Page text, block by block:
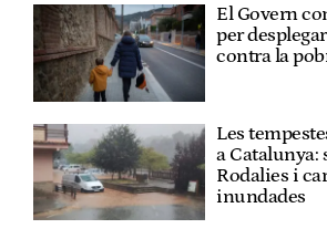
El Govern
per
contra la
Les
a Catalunya:
Rodalies i
inundades